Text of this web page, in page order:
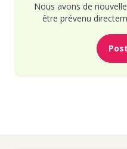
Nous avons de
être prévenu